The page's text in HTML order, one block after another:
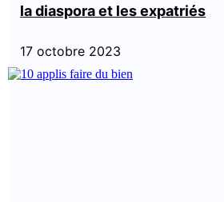
la diaspora et les expatriés
17 octobre 2023